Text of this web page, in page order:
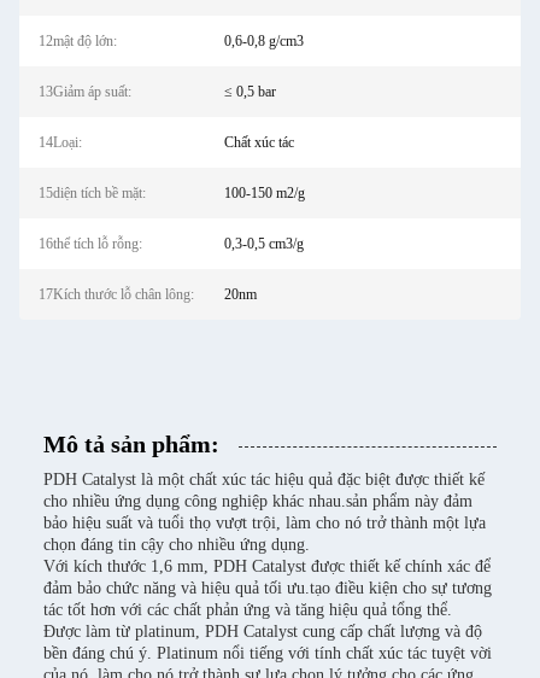
12mật độ lớn: 0,6-0,8 g/cm3
13Giảm áp suất: ≤ 0,5 bar
14Loại: Chất xúc tác
15diện tích bề mặt: 100-150 m2/g
16thể tích lỗ rỗng: 0,3-0,5 cm3/g
17Kích thước lỗ chân lông: 20nm
Mô tả sản phẩm:
PDH Catalyst là một chất xúc tác hiệu quả đặc biệt được thiết kế
cho nhiều ứng dụng công nghiệp khác nhau.sản phẩm này đảm
bảo hiệu suất và tuổi thọ vượt trội, làm cho nó trở thành một lựa
chọn đáng tin cậy cho nhiều ứng dụng.
Với kích thước 1,6 mm, PDH Catalyst được thiết kế chính xác để
đảm bảo chức năng và hiệu quả tối ưu.tạo điều kiện cho sự tương
tác tốt hơn với các chất phản ứng và tăng hiệu quả tổng thể.
Được làm từ platinum, PDH Catalyst cung cấp chất lượng và độ
bền đáng chú ý. Platinum nổi tiếng với tính chất xúc tác tuyệt vời